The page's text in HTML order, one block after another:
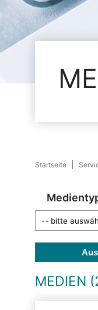
Startseite
MEDIEN